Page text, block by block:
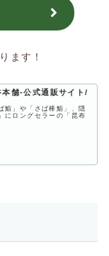
ます！
舗‐公式通販サイト/
鮨」や「さば棒鮨」、隠
にロングセラーの「昆布